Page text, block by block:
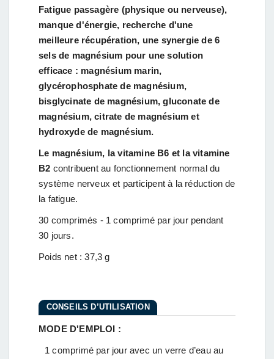
Fatigue passagère (physique ou nerveuse),
manque d'énergie, recherche d'une
meilleure récupération, une synergie de 6
sels de magnésium pour une solution
efficace : magnésium marin,
glycérophosphate de magnésium,
bisglycinate de magnésium, gluconate de
magnésium, citrate de magnésium et
hydroxyde de magnésium.
Le magnésium, la vitamine B6 et la vitamine
B2 contribuent au fonctionnement normal du
système nerveux et participent à la réduction de
la fatigue.
30 comprimés - 1 comprimé par jour pendant
30 jours.
Poids net : 37,3 g
CONSEILS D’UTILISATION
MODE D'EMPLOI :
1 comprimé par jour avec un verre d’eau au